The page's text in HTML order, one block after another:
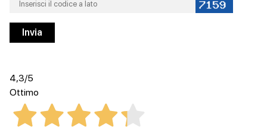
4,3/5
Ottimo